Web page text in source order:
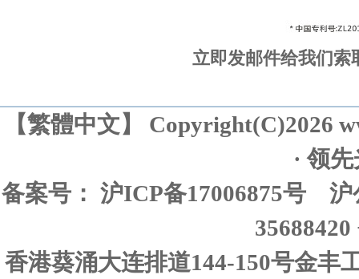
立即发邮件给我们索
【繁體中文】 Copyright(C)2026
· 领
备案号： 沪ICP备17006875号
沪
香港葵涌大连排道144-150号金丰